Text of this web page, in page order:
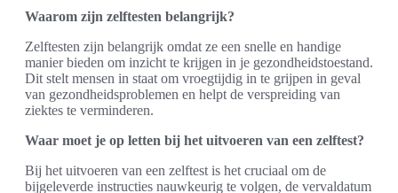
Waarom zijn zelftesten belangrijk?
Zelftesten zijn belangrijk omdat ze een snelle en handige
manier bieden om inzicht te krijgen in je gezondheidstoestand.
Dit stelt mensen in staat om vroegtijdig in te grijpen in geval
van gezondheidsproblemen en helpt de verspreiding van
ziektes te verminderen.
Waar moet je op letten bij het uitvoeren van een zelftest?
Bij het uitvoeren van een zelftest is het cruciaal om de
bijgeleverde instructies nauwkeurig te volgen, de vervaldatum